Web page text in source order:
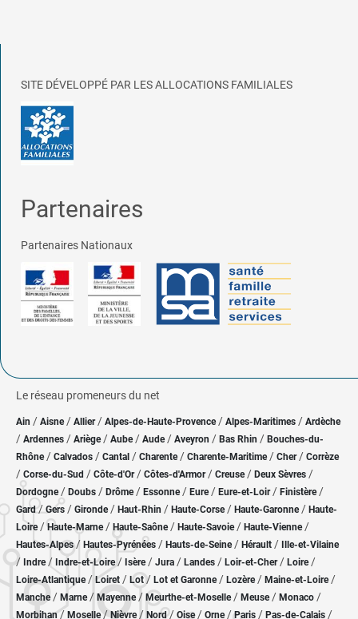
SITE DÉVELOPPÉ PAR LES ALLOCATIONS FAMILIALES
Partenaires
Partenaires Nationaux
Le réseau promeneurs du net
Ain / Aisne/ Allier/ Alpes-de-Haute-Provence / Alpes-Maritimes / Ardèche
/ Ardennes / Ariège/ Aube/ Aude / Aveyron / Bas Rhin / Bouches-du-
Rhône/ Calvados / Cantal / Charente / Charente-Maritime/ Cher / Corrèze
/ Corse-du-Sud / Côte-d'Or / Côtes-d'Armor/ Creuse/ Deux Sèvres /
Dordogne/ Doubs / Drôme/ Essonne / Eure/ Eure-et-Loir / Finistère/
Gard/Gers / Gironde/ Haut-Rhin / Haute-Corse/ Haute-Garonne/ Haute-
Loire/Haute-Marne/ Haute-Saône/ Haute-Savoie/ Haute-Vienne/
Hautes-Alpes/ Hautes-Pyrénées / Hauts-de-Seine/ Hérault / Ille-et-Vilaine
/ Indre/ Indre-et-Loire/ Isère/ Jura / Landes / Loir-et-Cher/ Loire/
Loire-Atlantique/ Loiret / Lot/ Lot et Garonne/ Lozère / Maine-et-Loire/
Manche/ Marne/ Mayenne/ Meurthe-et-Moselle/ Meuse/ Monaco /
Morbihan/ Moselle/ Nièvre / Nord/ Oise / Orne/Paris / Pas-de-Calais /